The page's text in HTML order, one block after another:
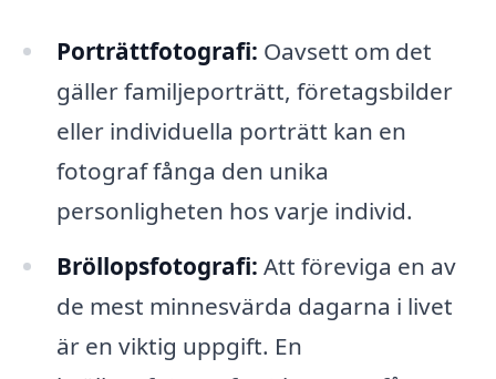
Porträttfotografi: Oavsett om det
gäller familjeporträtt, företagsbilder
eller individuella porträtt kan en
fotograf fånga den unika
personligheten hos varje individ.
Bröllopsfotografi: Att föreviga en av
de mest minnesvärda dagarna i livet
är en viktig uppgift. En